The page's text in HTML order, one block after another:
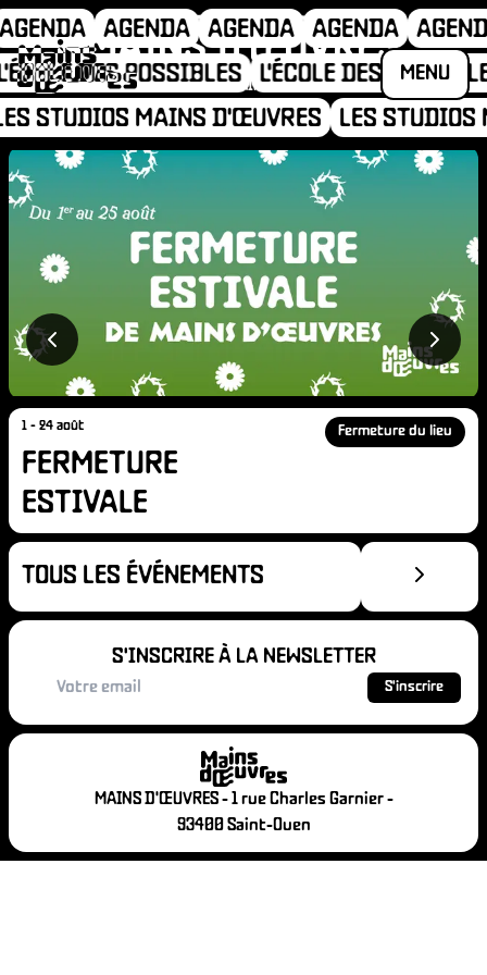
MENU
MAINS D'ŒUVRES
93400 . SAINT-OUEN
AGENDA AGENDA AGENDA
DES POSSIBLES
L'ÉCOLE DES
STUDIOS MAINS D'ŒUVRES
LES STUDIOS
1 - 24 août
FERMETURE
ESTIVALE
Fermeture du lieu
TOUS LES ÉVÉNEMENTS
S'INSCRIRE À LA NEWSLETTER
S'inscrire
MAINS D'ŒUVRES - 1 rue Charles Garnier -
93400 Saint-Ouen